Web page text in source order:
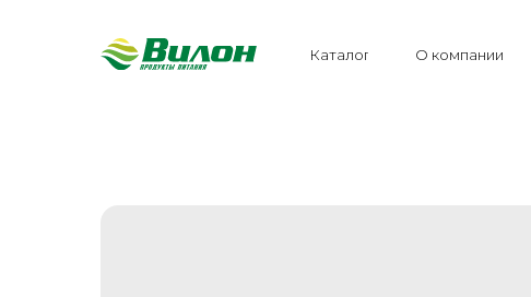
О компании
Каталог